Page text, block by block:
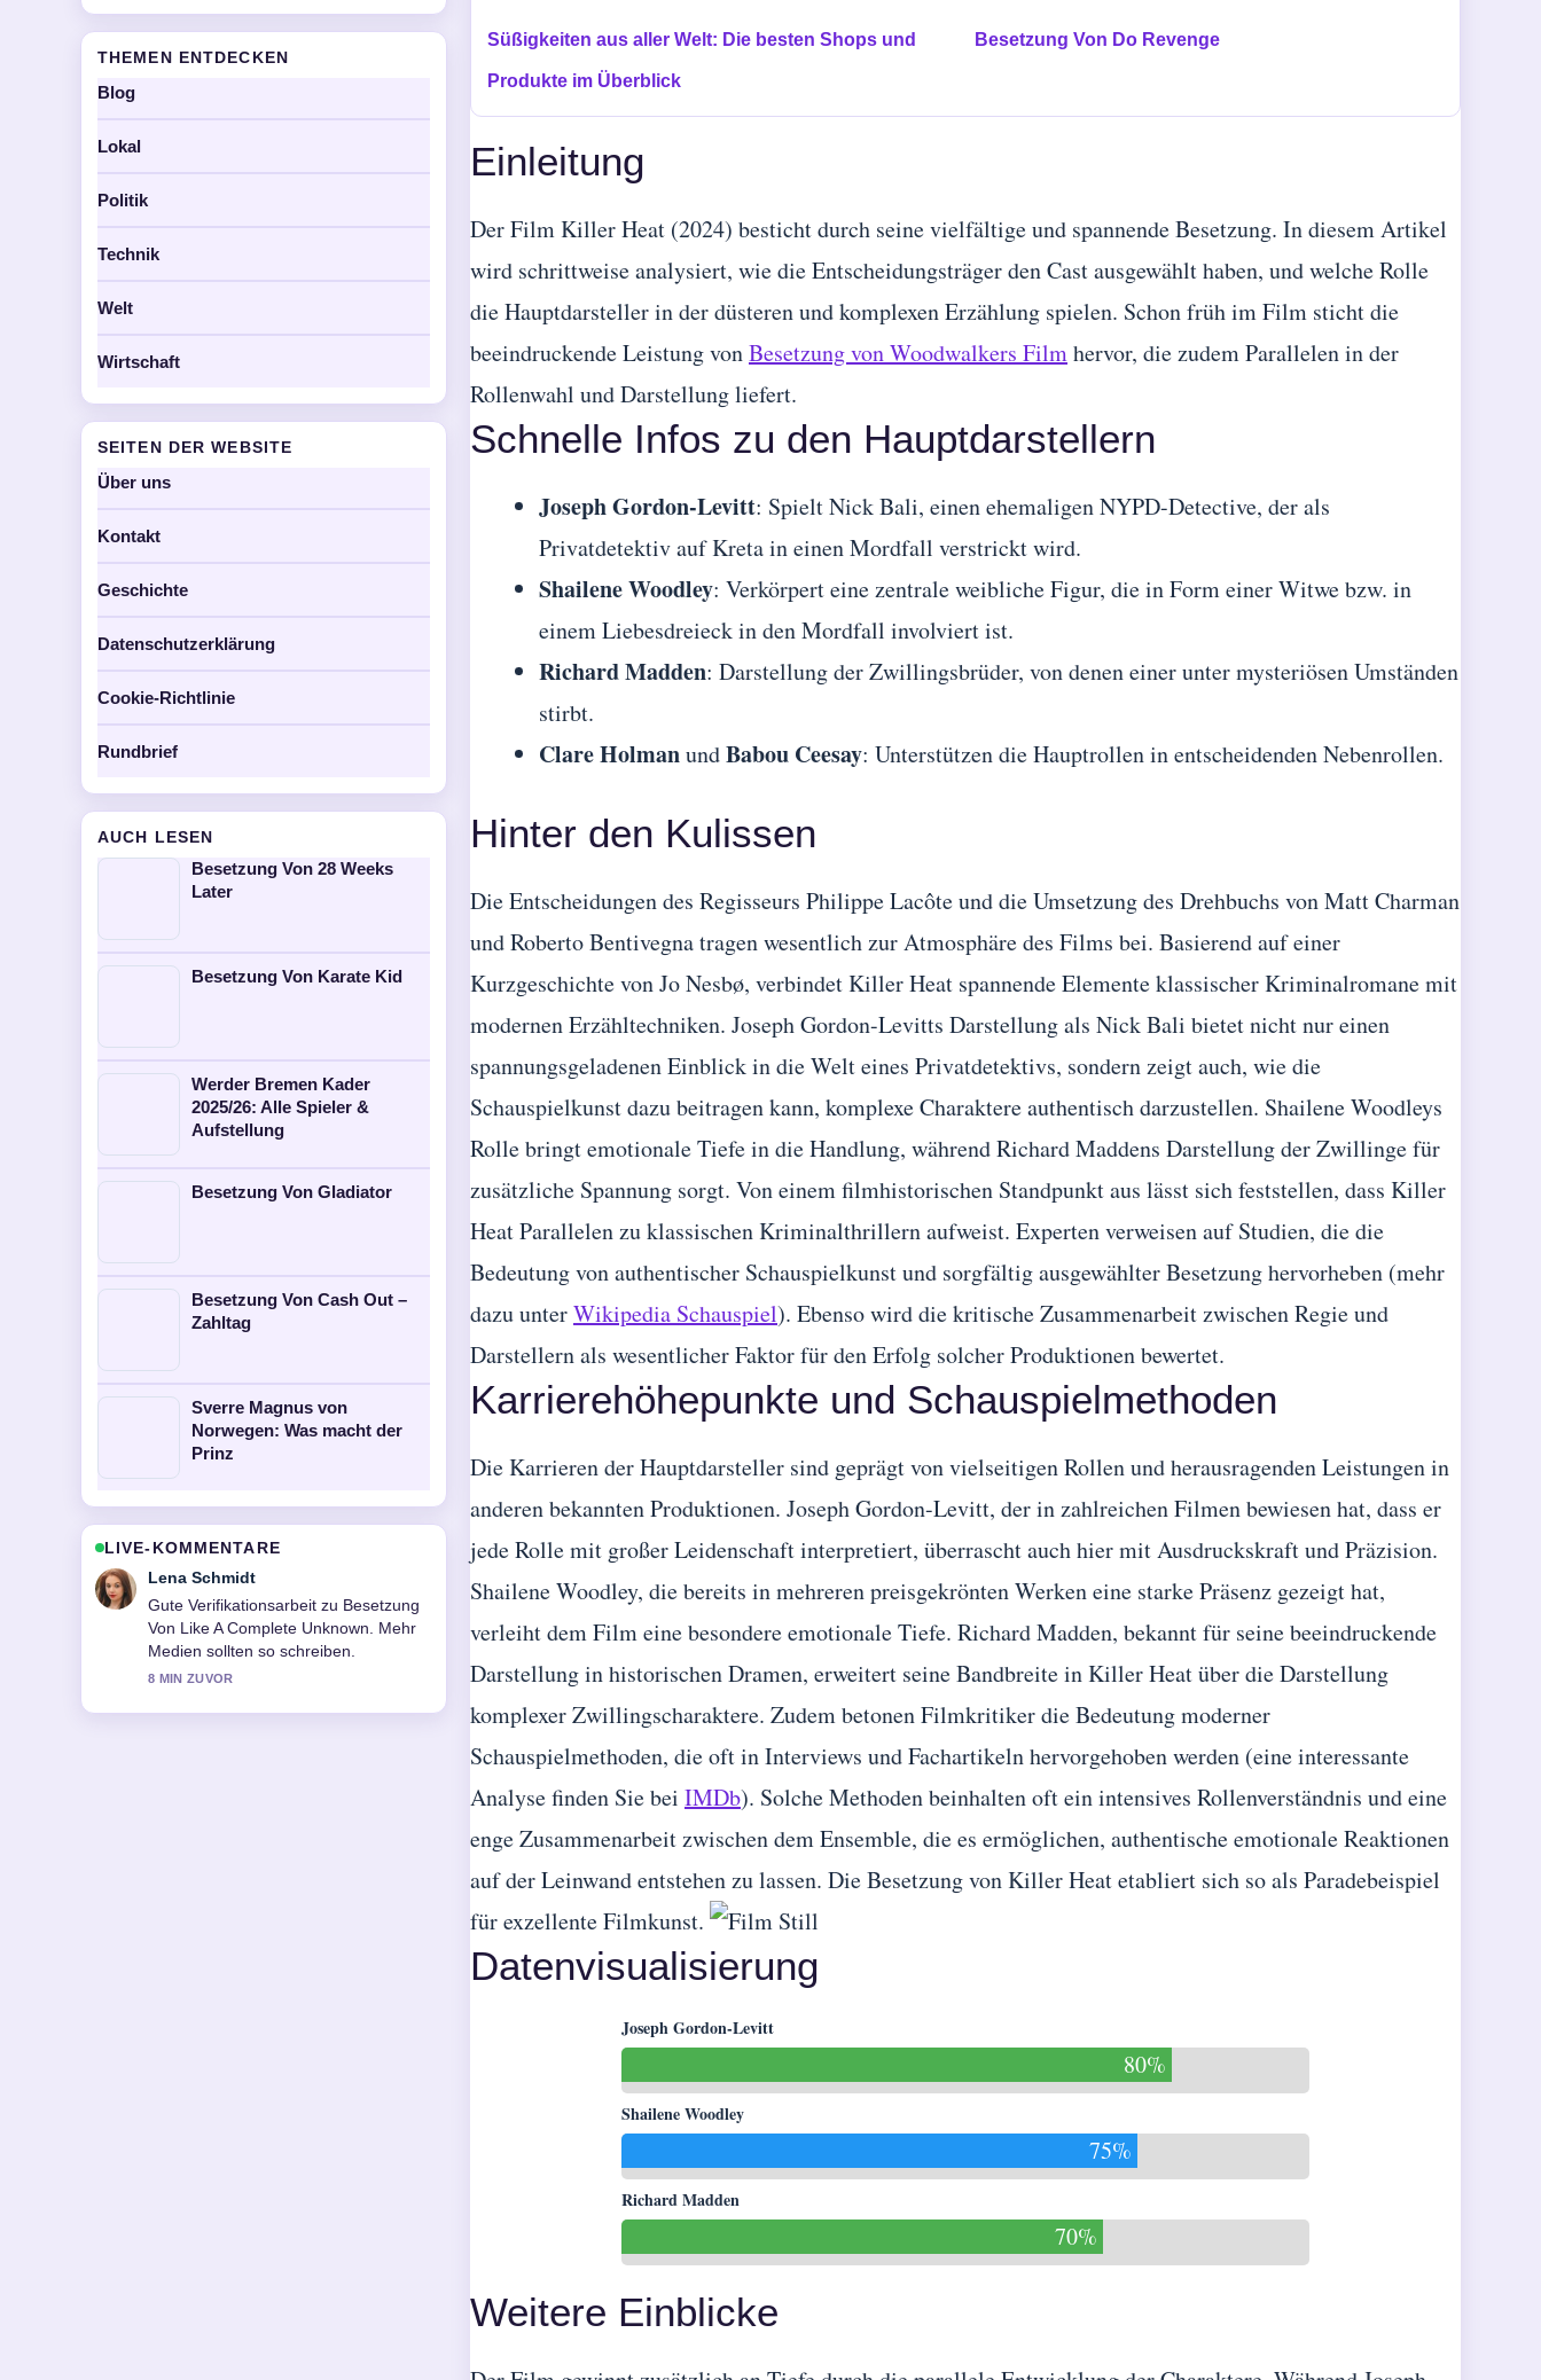
Süßigkeiten aus aller Welt: Die besten Shops und
Produkte im Überblick
Besetzung Von Do Revenge
Einleitung
Der Film Killer Heat (2024) besticht durch seine vielfältige und spannende Besetzung. In diesem Artikel
wird schrittweise analysiert, wie die Entscheidungsträger den Cast ausgewählt haben, und welche Rolle
die Hauptdarsteller in der düsteren und komplexen Erzählung spielen. Schon früh im Film sticht die
beeindruckende Leistung vonBesetzung von Woodwalkers Filmhervor, die zudem Parallelen in der
Rollenwahl und Darstellung liefert.
Schnelle Infos zu den Hauptdarstellern
Joseph Gordon-Levitt: Spielt Nick Bali, einen ehemaligen NYPD-Detective, der als
Privatdetektiv auf Kreta in einen Mordfall verstrickt wird.
Shailene Woodley: Verkörpert eine zentrale weibliche Figur, die in Form einer Witwe bzw. in
einem Liebesdreieck in den Mordfall involviert ist.
Richard Madden: Darstellung der Zwillingsbrüder, von denen einer unter mysteriösen Umständen
stirbt.
Clare HolmanundBabou Ceesay: Unterstützen die Hauptrollen in entscheidenden Nebenrollen.
Hinter den Kulissen
Die Entscheidungen des Regisseurs Philippe Lacôte und die Umsetzung des Drehbuchs von Matt Charman
und Roberto Bentivegna tragen wesentlich zur Atmosphäre des Films bei. Basierend auf einer
Kurzgeschichte von Jo Nesbø, verbindet Killer Heat spannende Elemente klassischer Kriminalromane mit
modernen Erzähltechniken. Joseph Gordon-Levitts Darstellung als Nick Bali bietet nicht nur einen
spannungsgeladenen Einblick in die Welt eines Privatdetektivs, sondern zeigt auch, wie die
Schauspielkunst dazu beitragen kann, komplexe Charaktere authentisch darzustellen. Shailene Woodleys
Rolle bringt emotionale Tiefe in die Handlung, während Richard Maddens Darstellung der Zwillinge für
zusätzliche Spannung sorgt. Von einem filmhistorischen Standpunkt aus lässt sich feststellen, dass Killer
Heat Parallelen zu klassischen Kriminalthrillern aufweist. Experten verweisen auf Studien, die die
Bedeutung von authentischer Schauspielkunst und sorgfältig ausgewählter Besetzung hervorheben (mehr
dazu unterWikipedia Schauspiel). Ebenso wird die kritische Zusammenarbeit zwischen Regie und
Darstellern als wesentlicher Faktor für den Erfolg solcher Produktionen bewertet.
Karrierehöhepunkte und Schauspielmethoden
Die Karrieren der Hauptdarsteller sind geprägt von vielseitigen Rollen und herausragenden Leistungen in
anderen bekannten Produktionen. Joseph Gordon-Levitt, der in zahlreichen Filmen bewiesen hat, dass er
jede Rolle mit großer Leidenschaft interpretiert, überrascht auch hier mit Ausdruckskraft und Präzision.
Shailene Woodley, die bereits in mehreren preisgekrönten Werken eine starke Präsenz gezeigt hat,
verleiht dem Film eine besondere emotionale Tiefe. Richard Madden, bekannt für seine beeindruckende
Darstellung in historischen Dramen, erweitert seine Bandbreite in Killer Heat über die Darstellung
komplexer Zwillingscharaktere. Zudem betonen Filmkritiker die Bedeutung moderner
Schauspielmethoden, die oft in Interviews und Fachartikeln hervorgehoben werden (eine interessante
Analyse finden Sie bei IMDb). Solche Methoden beinhalten oft ein intensives Rollenverständnis und eine
enge Zusammenarbeit zwischen dem Ensemble, die es ermöglichen, authentische emotionale Reaktionen
auf der Leinwand entstehen zu lassen. Die Besetzung von Killer Heat etabliert sich so als Paradebeispiel
für exzellente Filmkunst.
Datenvisualisierung
Joseph Gordon-Levitt
80%
Shailene Woodley
75%
Richard Madden
70%
Weitere Einblicke
THEMEN ENTDECKEN
Blog
Lokal
Politik
Technik
Welt
Wirtschaft
SEITEN DER WEBSITE
Über uns
Kontakt
Geschichte
Datenschutzerklärung
Cookie-Richtlinie
Rundbrief
AUCH LESEN
Besetzung Von 28 Weeks
Later
Besetzung Von Karate Kid
Werder Bremen Kader
2025/26: Alle Spieler &
Aufstellung
Besetzung Von Gladiator
Besetzung Von Cash Out –
Zahltag
Sverre Magnus von
Norwegen: Was macht der
Prinz
LIVE-KOMMENTARE
Lena Schmidt
Gute Verifikationsarbeit zu Besetzung
Von Like A Complete Unknown. Mehr
Medien sollten so schreiben.
8 MIN ZUVOR